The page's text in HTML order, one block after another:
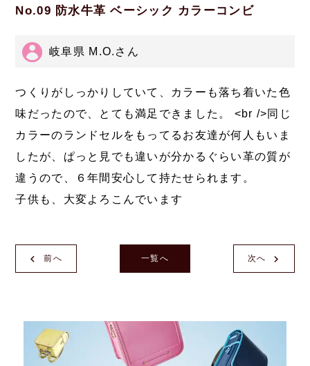
No.09 防水牛革 ベーシック カラーコンビ
岐阜県 M.O.さん
つくりがしっかりしていて、カラーも落ち着いた色
味だったので、とても満足できました。 <br />同じ
カラーのランドセルをもってるお友達が何人もいま
したが、ぱっと見でも違いが分かるぐらい革の質が
違うので、６年間安心して持たせられます。
子供も、大変よろこんでいます
前へ 次へ
一覧へ